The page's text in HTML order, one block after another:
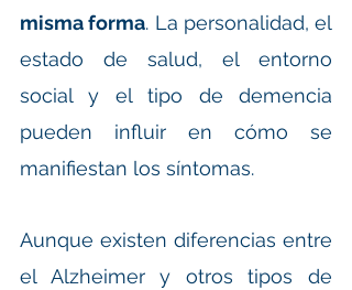
misma forma. La personalidad, el
estado de salud, el entorno
social y el tipo de demencia
pueden influir en cómo se
manifiestan los síntomas.
Aunque existen diferencias entre
el Alzheimer y otros tipos de